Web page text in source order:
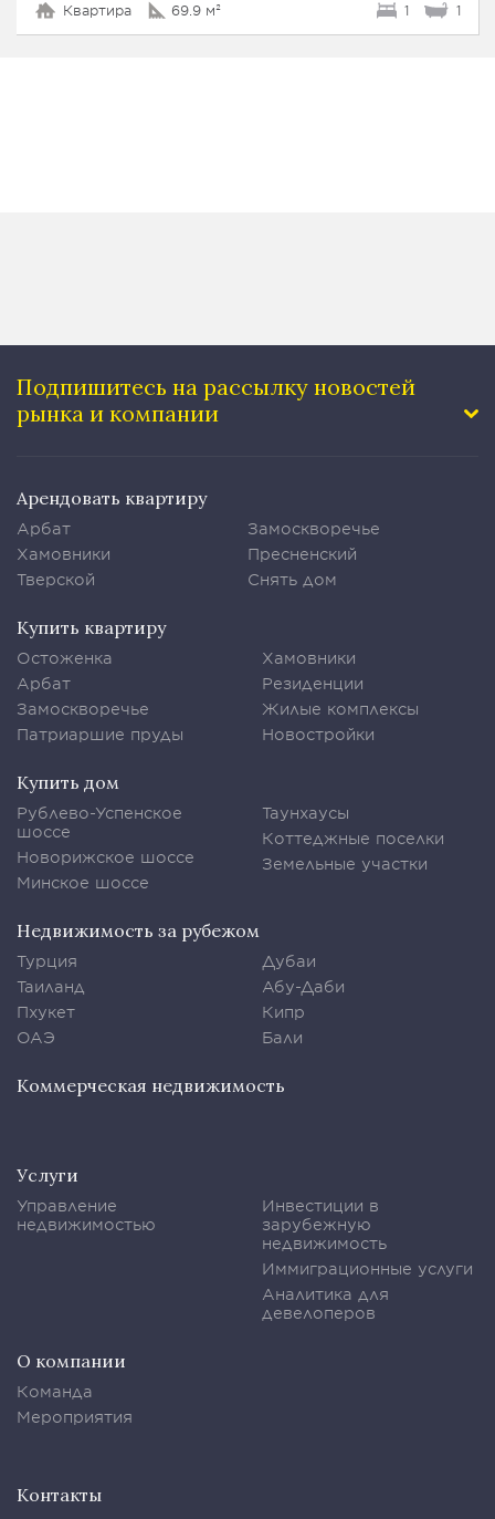
Квартира 69.9 м² 1 1
Подпишитесь на рассылку новостей
рынка и компании
Арендовать квартиру
Арбат
Хамовники
Тверской
Замоскворечье
Пресненский
Снять дом
Купить квартиру
Остоженка
Арбат
Замоскворечье
Патриаршие пруды
Хамовники
Резиденции
Жилые комплексы
Новостройки
Купить дом
Рублево-Успенское
шоссе
Новорижское шоссе
Минское шоссе
Таунхаусы
Коттеджные поселки
Земельные участки
Недвижимость за рубежом
Турция
Таиланд
Пхукет
ОАЭ
Дубаи
Абу-Даби
Кипр
Бали
Коммерческая недвижимость
Услуги
Управление
недвижимостью
Инвестиции в
зарубежную
недвижимость
Иммиграционные услуги
Аналитика для
девелоперов
О компании
Команда
Мероприятия
Контакты